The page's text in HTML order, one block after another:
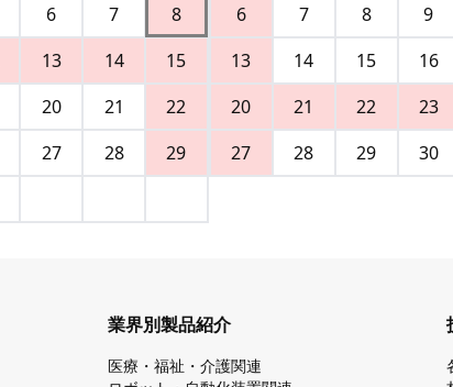
6 7
8
13 14
15
20 21
22
27 28
29
6
7 8 9
13
14 15 16
20
21 22 23
27
28 29 30
業界別製品紹介
医療・福祉・介護関連